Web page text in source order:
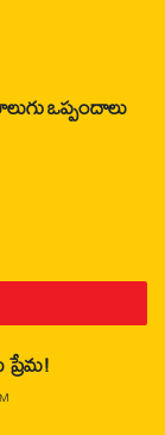
ఒప్పందాలు
ప్రేమ!